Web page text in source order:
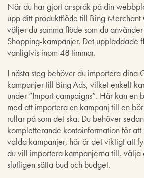
När du har gjort anspråk på din
upp ditt produktflöde till Bing Merchant
väljer du samma flöde som du
Shopping-kampanjer. Det uppladdade
vanligtvis inom 48 timmar.
I nästa steg behöver du importera dina
kampanjer till Bing Ads, vilket enkelt
under “Import campaigns”. Här kan en
med att importera en kampanj till en
rullar på som det ska. Du behöver
kompletterande kontoinformation för
valda kampanjer, här är det viktigt att
du vill importera kampanjerna till, välja
slutligen sätta bud och budget.